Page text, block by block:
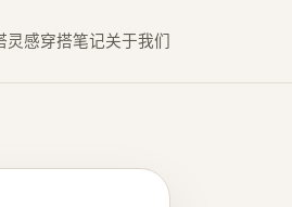
灵感穿搭笔记关于我们